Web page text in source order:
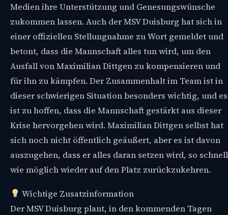
Medien ihre Unterstützung und Genesungswünsche
zukommen lassen. Auch der MSV Duisburg hat sich in
einer offiziellen Stellungnahme zu Wort gemeldet und
betont, dass die Mannschaft alles tun wird, um den
Ausfall von Maximilian Dittgen zu kompensieren und
für ihn zu kämpfen. Der Zusammenhalt im Team ist in
dieser schwierigen Situation besonders wichtig, und es
ist zu hoffen, dass die Mannschaft gestärkt aus dieser
Krise hervorgehen wird. Maximilian Dittgen selbst hat
sich noch nicht öffentlich geäußert, aber es ist davon
auszugehen, dass er alles daran setzen wird, so schnell
wie möglich wieder auf den Platz zurückzukehren.
Wichtige Zusatzinformation
Der MSV Duisburg plant, in den kommenden Tagen